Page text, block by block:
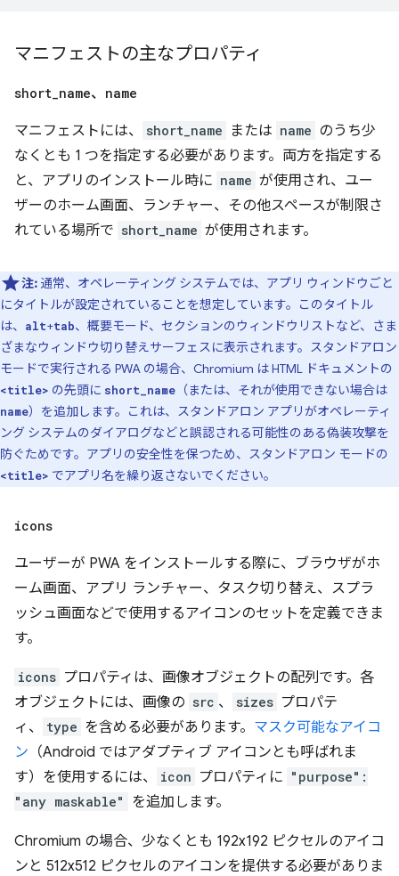
マニフェストの主なプロパティ
short_name、 name
マニフェストには、 short_name または name のうち少
なくとも 1 つを指定する必要があります。両方を指定する
と、アプリのインストール時に name が使用され、ユー
ザーのホーム画面、ランチャー、その他スペースが制限さ
れている場所で short_name が使用されます。
注: 通常、オペレーティング システムでは、アプリ ウィンドウごと
にタイトルが設定されていることを想定しています。このタイトル
は、
alt+tab、概要モード、セクションのウィンドウリストなど、さま
ざまなウィンドウ切り替えサーフェスに表示されます。スタンドアロン
モードで実行される PWA の場合、Chromium は HTML ドキュメントの
<title> の先頭に short_name （または、それが使用できない場合は
name）を追加します。これは、スタンドアロン アプリがオペレーティ
ング システムのダイアログなどと誤認される可能性のある偽装攻撃を
防ぐためです。アプリの安全性を保つため、スタンドアロン モードの
<title> でアプリ名を繰り返さないでください。
icons
ユーザーが PWA をインストールする際に、ブラウザがホ
ーム画面、アプリ ランチャー、タスク切り替え、スプラ
ッシュ画面などで使用するアイコンのセットを定義できま
す。
icons プロパティは、画像オブジェクトの配列です。各
オブジェクトには、画像の src 、 sizes プロパテ
ィ、
type を含める必要があります。 マスク可能なアイコ
ン （Android ではアダプティブ アイコンとも呼ばれま
す）を使用するには、
icon プロパティに "purpose":
"any maskable"
を追加します。
Chromium の場合、少なくとも 192x192 ピクセルのアイコ
ンと 512x512 ピクセルのアイコンを提供する必要がありま